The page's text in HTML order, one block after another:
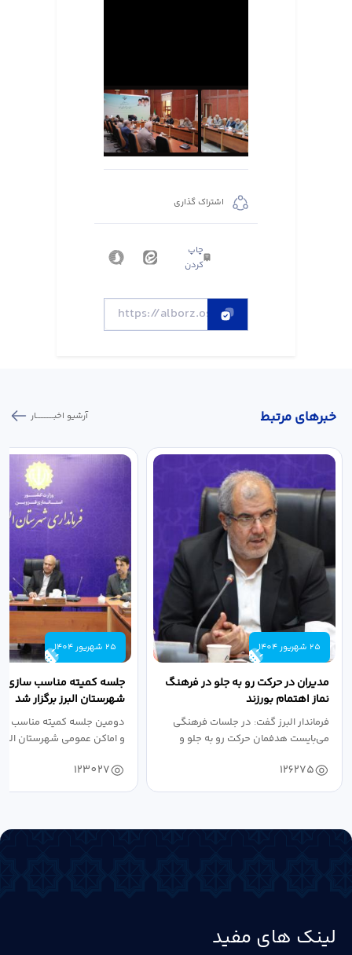
اشتراک گذاری
چاپ
کردن
خبر‌های مرتبط آرشیو اخبـــــــــــار
25 شهریور 1404
مدیران در حرکت رو به جلو در فرهنگ
نماز اهتمام بورزند
فرماندار البرز گفت: در جلسات فرهنگی
می‌بایست هدفمان حرکت رو به جلو و
126275
25 شهریور 1404
جلسه کمیته مناسب سازی
شهرستان البرز برگزار شد
دومین جلسه کمیته مناسب
و اماکن عمومی شهرستان
123027
لینک های مفید